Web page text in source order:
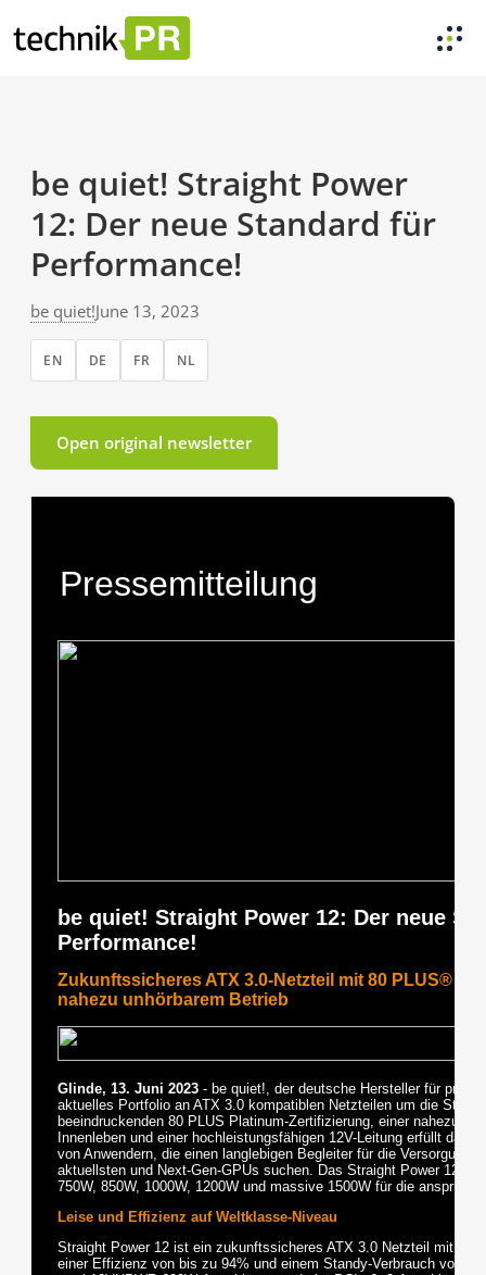
be quiet! Straight Power
12: Der neue Standard für
Performance!
be quiet!June 13, 2023
EN DE FR NL
Open original newsletter